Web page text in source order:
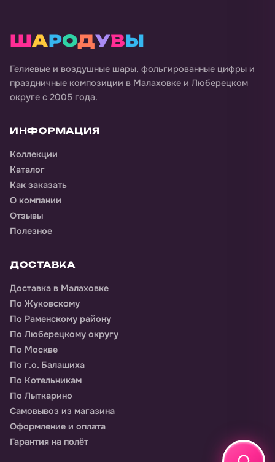
ШАРОДУВЫ
Гелиевые и воздушные шары, фольгированные цифры и
праздничные композиции в Малаховке и Люберецком
округе с 2005 года.
ИНФОРМАЦИЯ
Коллекции
Каталог
Как заказать
О компании
Отзывы
Полезное
ДОСТАВКА
Доставка в Малаховке
По Жуковскому
По Раменскому району
По Люберецкому округу
По Москве
По г.о. Балашиха
По Котельникам
По Лыткарино
Самовывоз из магазина
Оформление и оплата
Гарантия на полёт